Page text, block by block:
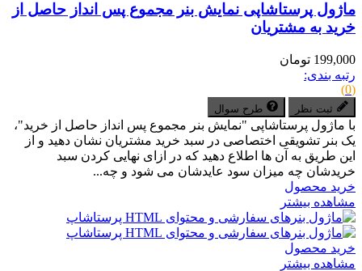
ماژول پرستاشاپی نمایش بنر مجموع پس انداز حاصل از
خرید به مشتریان
199,000 تومان
رتبه بندی:
(0)
ثبت نظر طرح سوال
با ماژول پرستاشاپی "نمایش بنر مجموع پس انداز حاصل از خرید"،
یک بنر تشویقی اختصاصی در سبد خرید مشتریان نشان دهید و از
این طریق به آن ها اطلاع دهید که در ازای نهایی کردن سبد
خریدشان چه میزان سود عایدشان می شود و چه...
خرید محصول
مشاهده بیشتر
خرید محصول
مشاهده بیشتر